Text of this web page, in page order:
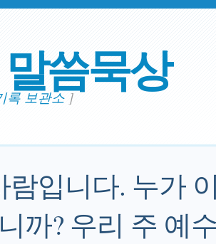
씀묵상
록 보관소]
입니다. 누가
까? 우리 주 예